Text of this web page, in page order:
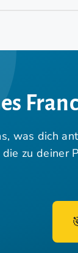
was dich
die zu deiner